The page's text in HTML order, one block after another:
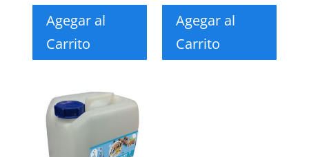
Agegar al
Carrito
Agegar al
Carrito